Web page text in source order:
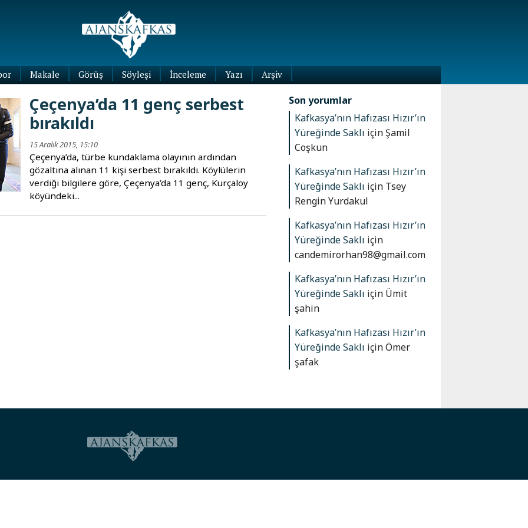
Makale Görüş Söyleşi İnceleme
Yazı
Yazıları
Arşiv
Çeçenya’da 11 genç serbest
bırakıldı
15 Aralık 2015, 15:10
Çeçenya’da, türbe kundaklama olayının ardından
gözaltına alınan 11 kişi serbest bırakıldı. Köylülerin
verdiği bilgilere göre, Çeçenya’da 11 genç, Kurçaloy
köyündeki...
Son yorumlar
Kafkasya’nın Hafızası Hızır’ın
Yüreğinde Saklı içinŞamil
Coşkun
Kafkasya’nın Hafızası Hızır’ın
Yüreğinde Saklı için Tsey
Rengin Yurdakul
Kafkasya’nın Hafızası Hızır’ın
Yüreğinde Saklı için
candemirorhan98@gmail.com
Kafkasya’nın Hafızası Hızır’ın
Yüreğinde Saklı için Ümit
şahin
Kafkasya’nın Hafızası Hızır’ın
Yüreğinde Saklı içinÖmer
şafak